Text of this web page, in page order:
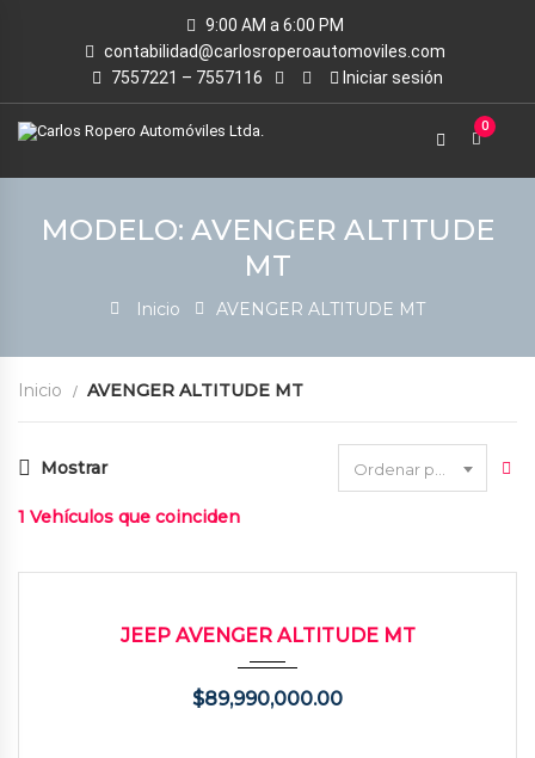
9:00 AM a 6:00 PM
contabilidad@carlosroperoautomoviles.com
7557221 – 7557116
Iniciar sesión
0
MODELO: AVENGER ALTITUDE
MT
Inicio AVENGER ALTITUDE MT
Inicio AVENGER ALTITUDE MT
Mostrar
1 Vehículos que coinciden
JEEP AVENGER ALTITUDE MT
$89,990,000.00